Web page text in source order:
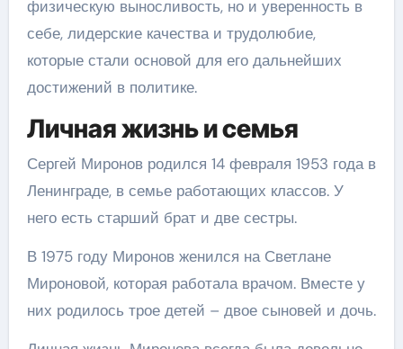
физическую выносливость, но и уверенность в
себе, лидерские качества и трудолюбие,
которые стали основой для его дальнейших
достижений в политике.
Личная жизнь и семья
Сергей Миронов родился 14 февраля 1953 года в
Ленинграде, в семье работающих классов. У
него есть старший брат и две сестры.
В 1975 году Миронов женился на Светлане
Мироновой, которая работала врачом. Вместе у
них родилось трое детей – двое сыновей и дочь.